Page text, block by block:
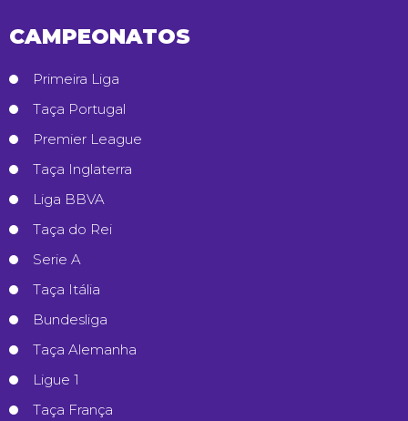
CAMPEONATOS
Primeira Liga
Taça Portugal
Premier League
Taça Inglaterra
Liga BBVA
Taça do Rei
Serie A
Taça Itália
Bundesliga
Taça Alemanha
Ligue 1
Taça França